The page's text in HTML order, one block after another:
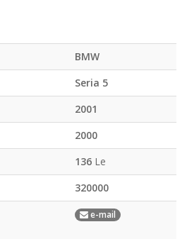
BMW
Seria 5
2001
2000
136 Le
320000
e-mail